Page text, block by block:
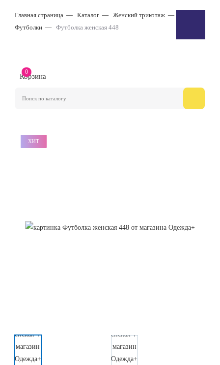
Главная страница Каталог
Женский трикотаж
Футболки
Футболка женская 448
Корзина
0
ХИТ
ХИТ